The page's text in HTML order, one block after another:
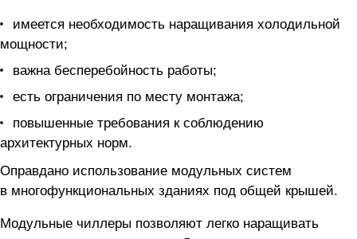
имеется необходимость наращивания холодильной
мощности;
важна бесперебойность работы;
есть ограничения по месту монтажа;
повышенные требования к соблюдению
архитектурных норм.
Оправдано использование модульных систем
в многофункциональных зданиях под общей крышей.
Модульные чиллеры позволяют легко наращивать